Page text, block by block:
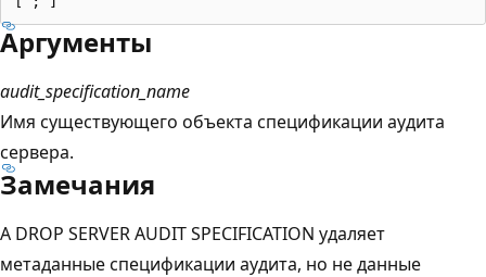
Аргументы
audit_specification_name
Имя существующего объекта спецификации аудита
сервера.
Замечания
A DROP SERVER AUDIT SPECIFICATION удаляет
метаданные спецификации аудита, но не данные